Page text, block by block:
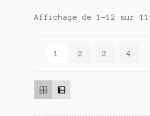
Affichage de 1–12 sur
1 2 3 4